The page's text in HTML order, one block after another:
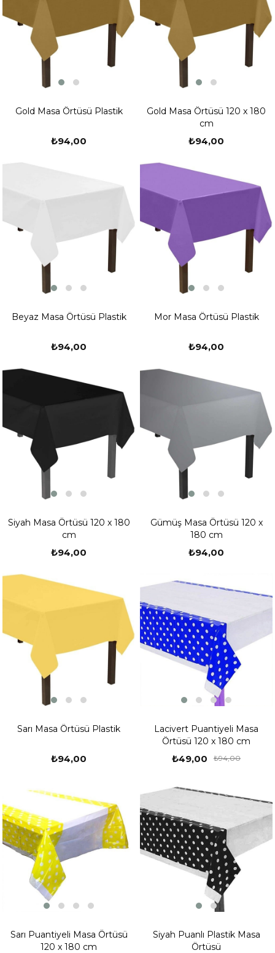
Gold Masa Örtüsü Plastik
₺94,00
Gold Masa Örtüsü 120 x 180
cm
₺94,00
Beyaz Masa Örtüsü Plastik
₺94,00
Mor Masa Örtüsü Plastik
₺94,00
Siyah Masa Örtüsü 120 x 180
cm
₺94,00
Gümüş Masa Örtüsü 120 x
180 cm
₺94,00
Sarı Masa Örtüsü Plastik
₺94,00
Lacivert Puantiyeli Masa
Örtüsü 120 x 180 cm
₺49,00 ₺94,00
%48
Sarı Puantiyeli Masa Örtüsü
120 x 180 cm
Siyah Puanlı Plastik Masa
Örtüsü